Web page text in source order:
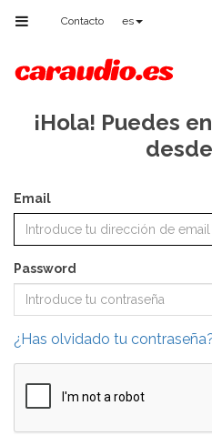
Toggle
navigation
Contacto es
¡Hola! Puedes
Email
Password
¿Has olvidado tu